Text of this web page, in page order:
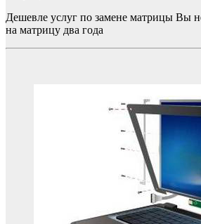
Дешевле услуг по замене матрицы Вы
на матрицу два года